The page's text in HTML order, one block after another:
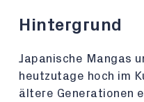
Hintergrund
Japanische Mangas
heutzutage hoch im
ältere Generationen